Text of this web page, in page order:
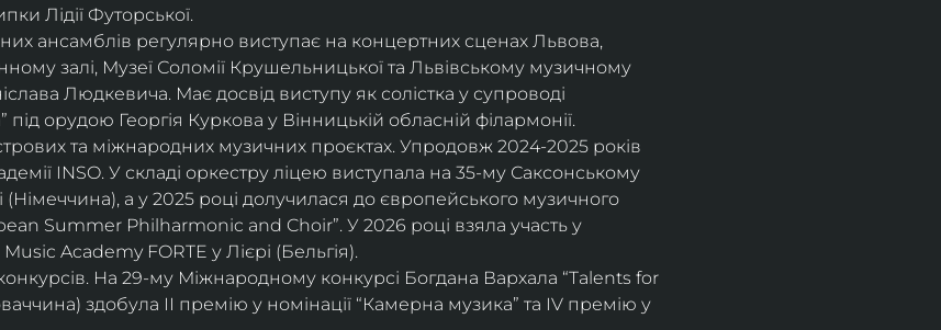
Лідії Футорської.
ансамблів регулярно виступає на концертних сценах Львова,
залі, Музеї Соломії Крушельницької та Львівському музичному
Людкевича. Має досвід виступу як солістка у супроводі
орудою Георгія Куркова у Вінницькій обласній філармонії.
та міжнародних музичних проєктах. Упродовж 2024-2025 років
INSO. У складі оркестру ліцею виступала на 35-му Саксонському
(Німеччина), а у 2025 році долучилася до європейського музичного
Summer Philharmonic and Choir”. У 2026 році взяла участь у
Academy FORTE у Лієрі (Бельгія).
На 29-му Міжнародному конкурсі Богдана Вархала “Talents for
здобула ІІ премію у номінації “Камерна музика” та IV премію у